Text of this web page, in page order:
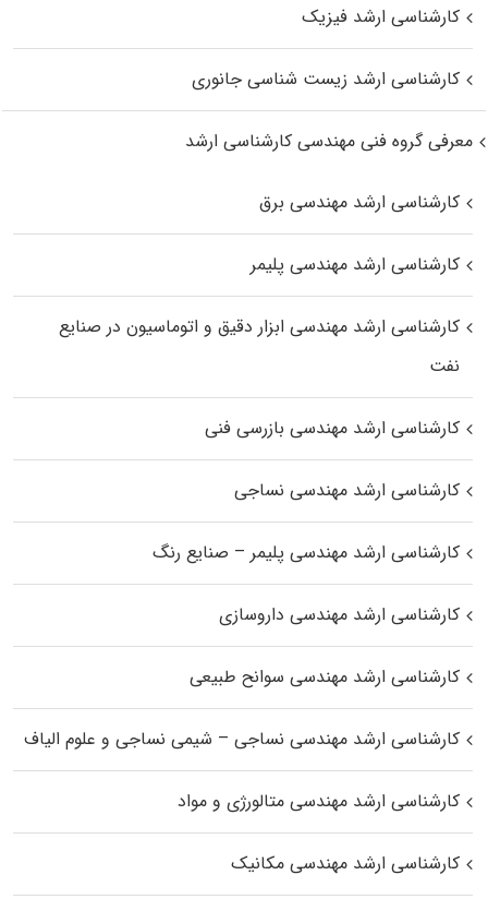
کارشناسی ارشد فیزیک
کارشناسی ارشد زیست‌ شناسی جانوری
معرفی گروه فنی مهندسی کارشناسی ارشد
کارشناسی ارشد مهندسی برق
کارشناسی ارشد مهندسی پلیمر
کارشناسی ارشد مهندسی ابزار دقیق و اتوماسیون در صنایع
نفت
کارشناسی ارشد مهندسی بازرسی فنی
کارشناسی ارشد مهندسی نساجی
کارشناسی ارشد مهندسی پلیمر – صنایع رنگ
کارشناسی ارشد مهندسی داروسازی
کارشناسی ارشد مهندسی سوانح طبیعی
کارشناسی ارشد مهندسی نساجی – شیمی نساجی و علوم الیاف
کارشناسی ارشد مهندسی متالورژی و مواد
کارشناسی ارشد مهندسی مکانیک